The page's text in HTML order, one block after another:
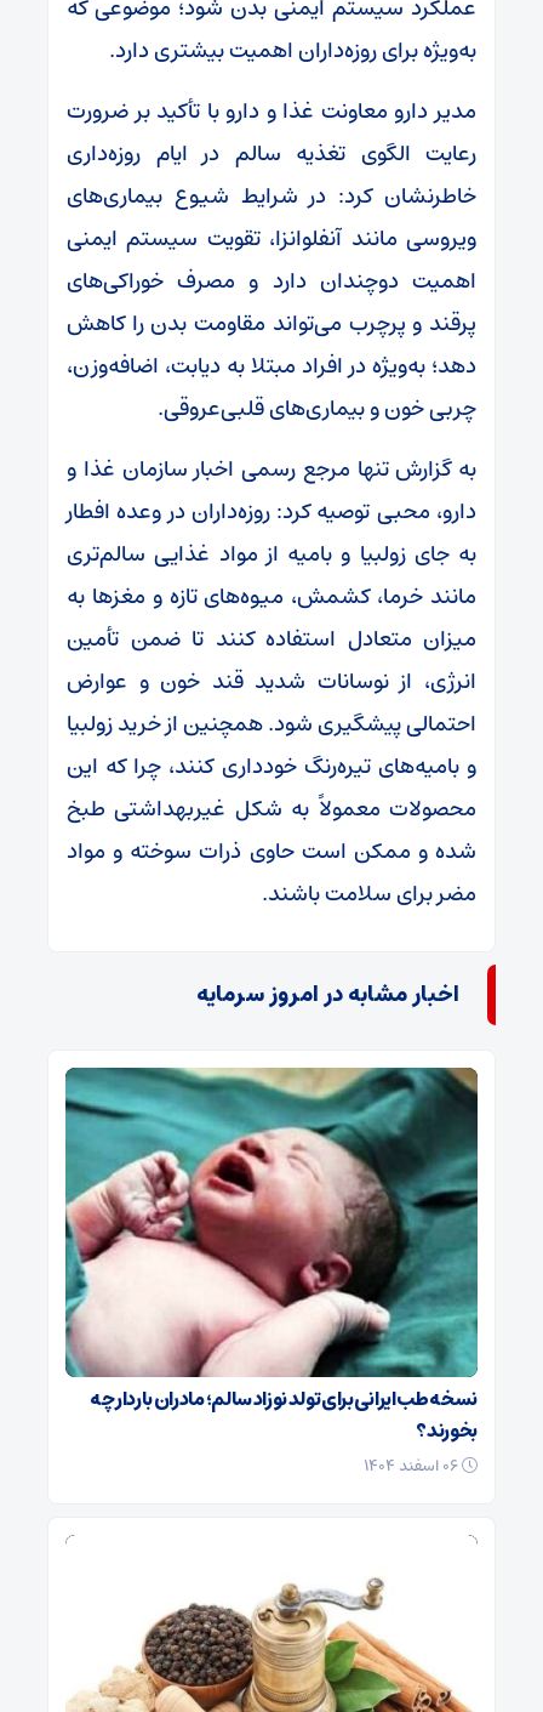
عملکرد سیستم ایمنی بدن شود؛ موضوعی که
به‌ویژه برای روزه‌داران اهمیت بیشتری دارد.
مدیر دارو معاونت غذا و دارو با تأکید بر ضرورت
رعایت الگوی تغذیه سالم در ایام روزه‌داری
خاطرنشان کرد: در شرایط شیوع بیماری‌های
ویروسی مانند آنفلوانزا، تقویت سیستم ایمنی
اهمیت دوچندان دارد و مصرف خوراکی‌های
پرقند و پرچرب می‌تواند مقاومت بدن را کاهش
دهد؛ به‌ویژه در افراد مبتلا به دیابت، اضافه‌وزن،
چربی خون و بیماری‌های قلبی‌عروقی.
به گزارش تنها مرجع رسمی اخبار سازمان غذا و
دارو، محبی توصیه کرد: روزه‌داران در وعده افطار
به جای زولبیا و بامیه از مواد غذایی سالم‌تری
مانند خرما، کشمش، میوه‌های تازه و مغزها به
میزان متعادل استفاده کنند تا ضمن تأمین
انرژی، از نوسانات شدید قند خون و عوارض
احتمالی پیشگیری شود. همچنین از خرید زولبیا
و بامیه‌های تیره‌رنگ خودداری کنند، چرا که این
محصولات معمولاً به شکل غیربهداشتی طبخ
شده و ممکن است حاوی ذرات سوخته و مواد
مضر برای سلامت باشند.
اخبار مشابه در امروز سرمایه
نسخه طب ایرانی برای تولد نوزاد سالم؛ مادران باردار چه
بخورند؟